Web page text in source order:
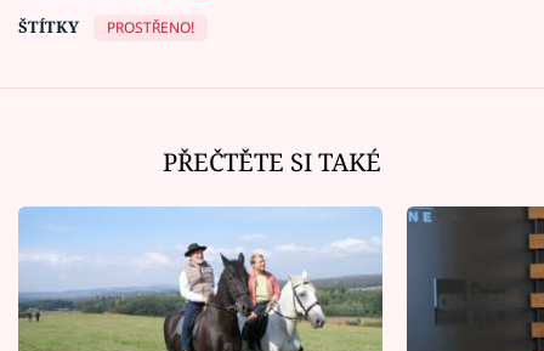
ŠTÍTKY
PROSTŘENO!
PŘEČTĚTE SI TAKÉ